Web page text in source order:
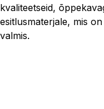
kvaliteetseid,
esitlusmaterjale, mis
valmis.